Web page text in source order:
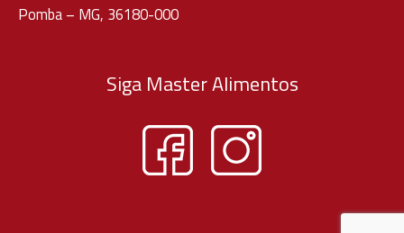
Pomba – MG, 36180-000
Siga Master Alimentos